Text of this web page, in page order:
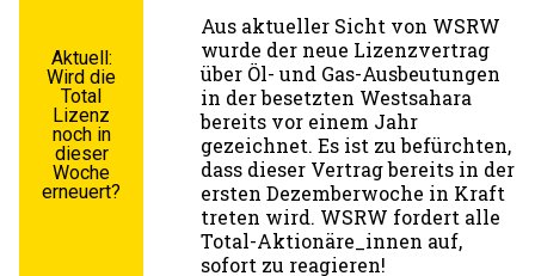
Aktuell:
Wird die
Total
Lizenz
noch in
dieser
Woche
erneuert?
Aus aktueller Sicht von WSRW
wurde der neue Lizenzvertrag
über Öl- und Gas-Ausbeutungen
in der besetzten Westsahara
bereits vor einem Jahr
gezeichnet. Es ist zu befürchten,
dass dieser Vertrag bereits in der
ersten Dezemberwoche in Kraft
treten wird. WSRW fordert alle
Total-Aktionäre_innen auf,
sofort zu reagieren!